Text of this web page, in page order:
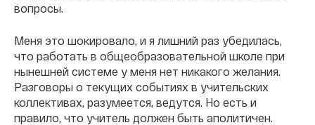
вопросы.
Меня это шокировало, и я лишний раз убедилась,
что работать в общеобразовательной школе при
нынешней системе у меня нет никакого желания.
Разговоры о текущих событиях в учительских
коллективах, разумеется, ведутся. Но есть и
правило, что учитель должен быть аполитичен.